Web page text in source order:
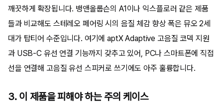
깨끗하게 확장됩니다. 뱅앤올룹슨의 A1이나 익스플로러 같은 제품
들과 비교해도 스테레오 페어링 시의 음질 체감 향상 폭은 뮤오 2세
대가 탑티어 수준입니다. 여기에 aptX Adaptive 고음질 코덱 지원
과 USB-C 유선 연결 기능까지 갖추고 있어, PC나 스마트폰에 직접
선을 연결해 고음질 유선 스피커로 쓰기에도 아주 훌륭합니다.
3. 이 제품을 피해야 하는 주의 케이스